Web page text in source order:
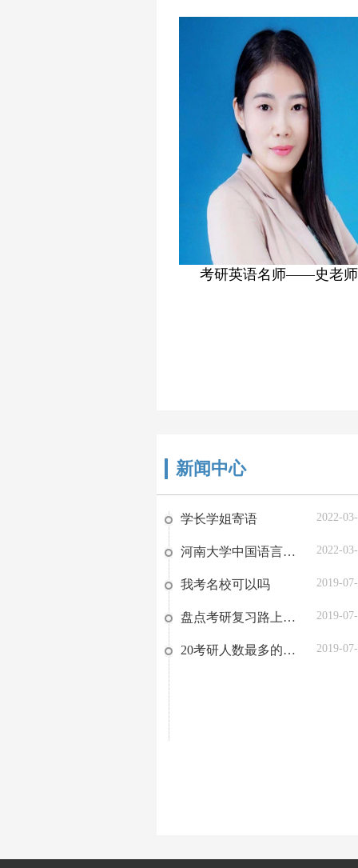
考研英语名师——夏老师
新闻中心
2022-
学长学姐寄语
2022-
河南大学中国语言文学复习方略
2019-
我考名校可以吗
2019-
盘点考研复习路上的那些阻碍，你有吗？
2019-
20考研人数最多的省份TOP9